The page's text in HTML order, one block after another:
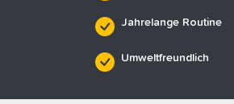
Jahrelange Routine
Umweltfreundlich